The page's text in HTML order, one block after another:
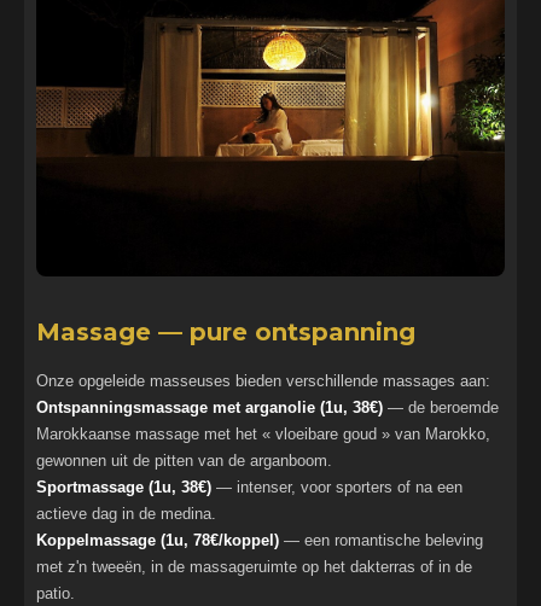
Massage — pure ontspanning
Onze opgeleide masseuses bieden verschillende massages aan:
Ontspanningsmassage met arganolie (1u, 38€) — de beroemde
Marokkaanse massage met het « vloeibare goud » van Marokko,
gewonnen uit de pitten van de arganboom.
Sportmassage (1u, 38€) — intenser, voor sporters of na een
actieve dag in de medina.
Koppelmassage (1u, 78€/koppel) — een romantische beleving
met z'n tweeën, in de massageruimte op het dakterras of in de
patio.